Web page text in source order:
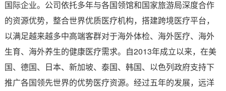
国际企业。公司依托多年与各国领馆和国家旅游局深度合作
的资源优势，整合世界优质医疗机构，搭建跨境医疗平台，
以满足越来越多中高端客群对于海外体检、海外医疗、海外
生育、海外养生的健康医疗需求。自2013年成立以来，在美
国、德国、日本、新加坡、泰国、韩国、以色列政府支持下
推广各国领先世界的优势医疗资源。经过五年的发展，远洋